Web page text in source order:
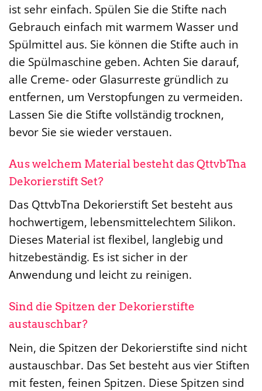
ist sehr einfach. Spülen Sie die Stifte nach
Gebrauch einfach mit warmem Wasser und
Spülmittel aus. Sie können die Stifte auch in
die Spülmaschine geben. Achten Sie darauf,
alle Creme- oder Glasurreste gründlich zu
entfernen, um Verstopfungen zu vermeiden.
Lassen Sie die Stifte vollständig trocknen,
bevor Sie sie wieder verstauen.
Aus welchem Material besteht das QttvbTna
Dekorierstift Set?
Das QttvbTna Dekorierstift Set besteht aus
hochwertigem, lebensmittelechtem Silikon.
Dieses Material ist flexibel, langlebig und
hitzebeständig. Es ist sicher in der
Anwendung und leicht zu reinigen.
Sind die Spitzen der Dekorierstifte
austauschbar?
Nein, die Spitzen der Dekorierstifte sind nicht
austauschbar. Das Set besteht aus vier Stiften
mit festen, feinen Spitzen. Diese Spitzen sind